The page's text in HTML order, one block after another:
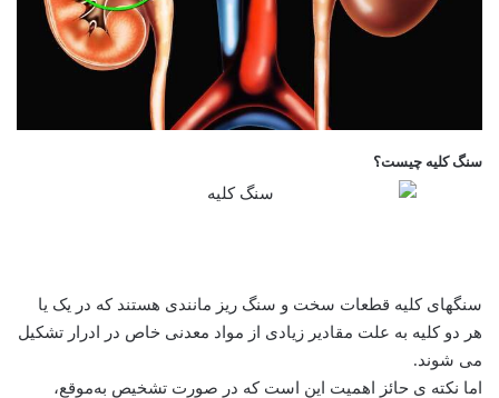
سنگ کلیه چیست؟
سنگهای کلیه قطعات سخت و سنگ ریز مانندی هستند که در یک یا
هر دو کلیه به علت مقادیر زیادی از مواد معدنی خاص در ادرار تشکیل
می شوند.
اما نکته ی حائز اهمیت این است که در صورت تشخیص به‌موقع،